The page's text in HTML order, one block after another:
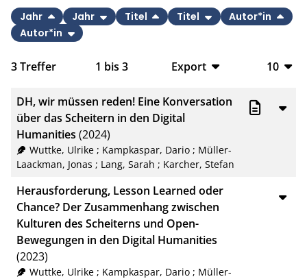
3Treffer 1 bis 3
Export
CSV
RIS
XML
10
20
Jahr Jahr Titel Titel
Autor*in
Autor*in
DH, wir müssen reden! Eine Konversation
über das Scheitern in den Digital
Humanities (2024)
Wuttke, Ulrike; Kampkaspar, Dario; Müller-
Laackman, Jonas ; Lang, Sarah ; Karcher, Stefan
Herausforderung, Lesson Learned oder
Chance? Der Zusammenhang zwischen
Kulturen des Scheiterns und Open-
Bewegungen in den Digital Humanities
(2023)
Wuttke, Ulrike; Kampkaspar, Dario; Müller-